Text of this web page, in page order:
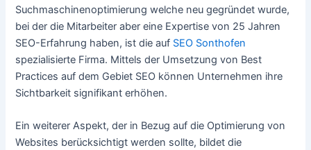
Suchmaschinenoptimierung welche neu gegründet wurde,
bei der die Mitarbeiter aber eine Expertise von 25 Jahren
SEO-Erfahrung haben, ist die auf SEO Sonthofen
spezialisierte Firma. Mittels der Umsetzung von Best
Practices auf dem Gebiet SEO können Unternehmen ihre
Sichtbarkeit signifikant erhöhen.
Ein weiterer Aspekt, der in Bezug auf die Optimierung von
Websites berücksichtigt werden sollte, bildet die